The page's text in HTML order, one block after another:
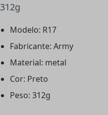
312g
Modelo: R17
Fabricante: Army
Material: metal
Cor: Preto
Peso: 312g